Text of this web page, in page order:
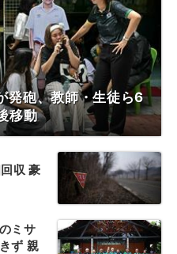
発砲、教師・生徒ら6
移動
収 豪
ミサ
ず 親